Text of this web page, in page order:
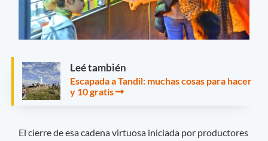
Leé también
Escapada a Tandil: muchas cosas para hacer
y 10 gratis
El cierre de esa cadena virtuosa iniciada por productores